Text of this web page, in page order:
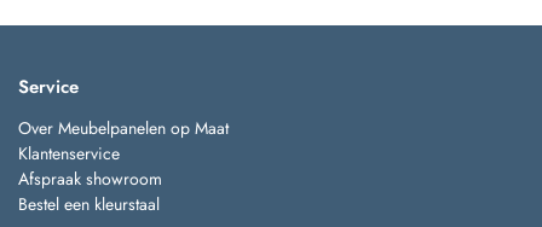
Service
Over Meubelpanelen op Maat
Klantenservice
Afspraak showroom
Bestel een kleurstaal